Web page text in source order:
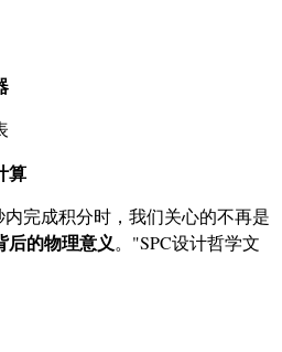
算
内完成积分时，我们关心的不再是
后的物理意义。"SPC设计哲学文